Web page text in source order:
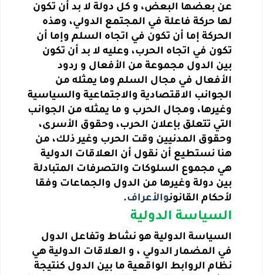
عن بعضها البعض، و كل دولة لا بد أن تكون
لها حركة فاعلة في المجتمع الدولي، وهذه
الحركة إما أن تكون في اتجاه السلم وإما أن
تكون في اتجاه الحرب، وعليه لا بد أن تكون
بين الدول مجموعة من الأفعال و ردود
الأفعال في مجال السلم وما يمثله من
الجوانب الاقتصادية والاجتماعية والسياسية
وغيرها، ومجال الحرب و ما يمثله من الجوانب
التي تتعلق بإعلان الحرب، وحقوق الأسرى،
وحقوق المدنيين وقت الحرب وغير ذلك، من
هنا نستطيع أن نقول أن العلاقات الدولية
هي مجموع السلوكات والتصرفات المتبادلة
بين دولة وغيرها من الدول والجماعات وفقا
لأحكام القانونوالأعراف.
السياسة الدولية
السياسة الدولية هو نشاط وتفاعل الدول
في المضمار الدولي ، و العلاقات الدولية هي
نظام الروابط الواقعية ما بين الدول كنتيجة